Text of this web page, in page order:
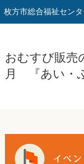
枚方市総合福祉センタ
おむすび販
月 『あい・